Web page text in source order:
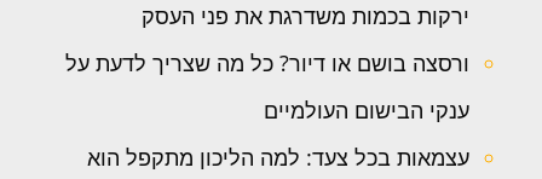
ירקות בכמות משדרגת את פני העסק
ורסצה בושם או דיור? כל מה שצריך לדעת על
ענקי הבישום העולמיים
עצמאות בכל צעד: למה הליכון מתקפל הוא